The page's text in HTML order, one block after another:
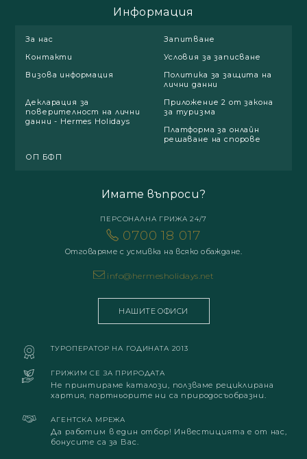
Информация
За нас
Запитване
Контакти
Условия за записване
Визова информация
Политика за защита на
лични данни
Декларация за
поверителност на лични
данни - Hermes Holidays
Приложение 2 от закона
за туризма
Платформа за онлайн
решаване на спорове
ОП БФП
Имате въпроси?
ПЕРСОНАЛНА ГРИЖА 24/7
0700 18 017
Отговаряме с усмивка на всяко обаждане.
info@hermesholidays.net
НАШИТЕ ОФИСИ
ТУРОПЕРАТОР НА ГОДИНАТА 2013
ГРИЖИМ СЕ ЗА ПРИРОДАТА
Не принтираме каталози, ползваме рециклирана
хартия, партньорите ни са природосъобразни.
АГЕНТСКА МРЕЖА
Да работим в един отбор! Инвестицията е от нас,
бонусите са за Вас.